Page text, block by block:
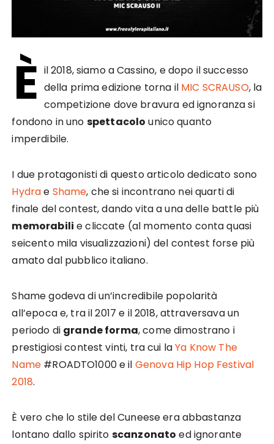
È il 2018, siamo a Cassino, e dopo il successo
della prima edizione torna il MIC SCRAUSO, la
competizione dove bravura ed ignoranza si
fondono in uno spettacolo unico quanto
imperdibile.
I due protagonisti di questo articolo dedicato sono
Hydrae Shame, che si incontrano nei quarti di
finale del contest, dando vita a una delle battle più
memorabili e cliccate (al momento conta quasi
seicento mila visualizzazioni) del contest forse più
amato dal pubblico italiano.
Shame godeva di un’incredibile popolarità
all’epoca e, tra il 2017 e il 2018, attraversava un
periodo di grande forma, come dimostrano i
prestigiosi contest vinti, tra cui laYa Know The
Name #ROADTO1000 e il Genova Hip Hop Festival
2018.
È vero che lo stile del Cuneese era abbastanza
lontano dallo spirito scanzonato ed ignorante